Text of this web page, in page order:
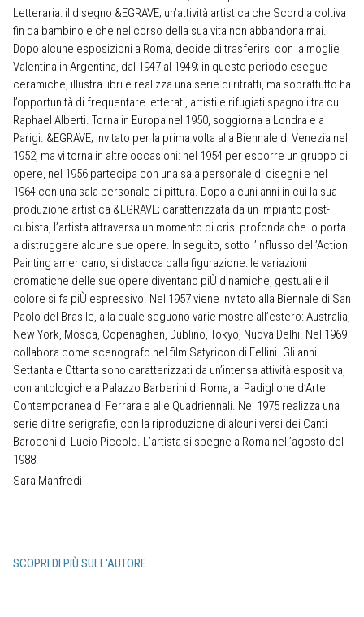
Letteraria: il disegno &EGRAVE; un’attività artistica che Scordia coltiva
fin da bambino e che nel corso della sua vita non abbandona mai.
Dopo alcune esposizioni a Roma, decide di trasferirsi con la moglie
Valentina in Argentina, dal 1947 al 1949; in questo periodo esegue
ceramiche, illustra libri e realizza una serie di ritratti, ma soprattutto ha
l’opportunità di frequentare letterati, artisti e rifugiati spagnoli tra cui
Raphael Alberti. Torna in Europa nel 1950, soggiorna a Londra e a
Parigi. &EGRAVE; invitato per la prima volta alla Biennale di Venezia nel
1952, ma vi torna in altre occasioni: nel 1954 per esporre un gruppo di
opere, nel 1956 partecipa con una sala personale di disegni e nel
1964 con una sala personale di pittura. Dopo alcuni anni in cui la sua
produzione artistica &EGRAVE; caratterizzata da un impianto post-
cubista, l’artista attraversa un momento di crisi profonda che lo porta
a distruggere alcune sue opere. In seguito, sotto l’influsso dell’Action
Painting americano, si distacca dalla figurazione: le variazioni
cromatiche delle sue opere diventano piÙ dinamiche, gestuali e il
colore si fa piÙ espressivo. Nel 1957 viene invitato alla Biennale di San
Paolo del Brasile, alla quale seguono varie mostre all’estero: Australia,
New York, Mosca, Copenaghen, Dublino, Tokyo, Nuova Delhi. Nel 1969
collabora come scenografo nel film Satyricon di Fellini. Gli anni
Settanta e Ottanta sono caratterizzati da un’intensa attività espositiva,
con antologiche a Palazzo Barberini di Roma, al Padiglione d’Arte
Contemporanea di Ferrara e alle Quadriennali. Nel 1975 realizza una
serie di tre serigrafie, con la riproduzione di alcuni versi dei Canti
Barocchi di Lucio Piccolo. L’artista si spegne a Roma nell’agosto del
1988.
Sara Manfredi
SCOPRI DI PIÙ SULL'AUTORE